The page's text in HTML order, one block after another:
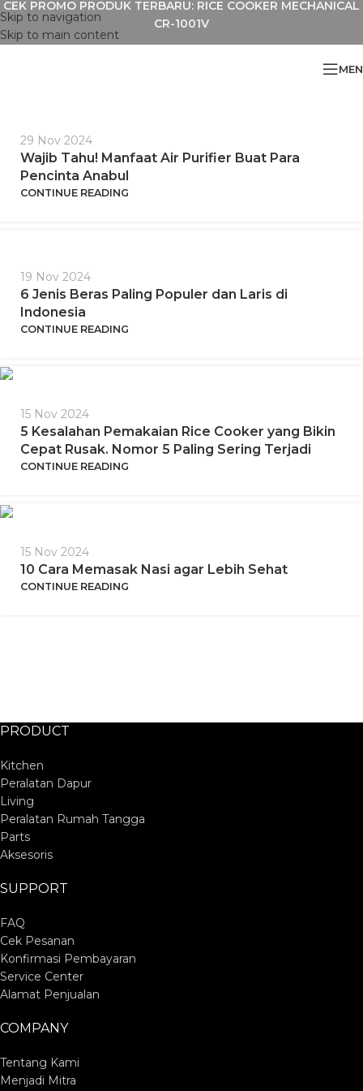
Skip to navigation
Skip to main content
CEK PROMO PRODUK TERBARU: RICE COOKER MECHANICAL
CR-1001V
29 Nov 2024
Wajib Tahu! Manfaat Air Purifier Buat Para
Pencinta Anabul
CONTINUE READING
19 Nov 2024
6 Jenis Beras Paling Populer dan Laris di
Indonesia
CONTINUE READING
15 Nov 2024
5 Kesalahan Pemakaian Rice Cooker yang Bikin
Cepat Rusak. Nomor 5 Paling Sering Terjadi
CONTINUE READING
15 Nov 2024
10 Cara Memasak Nasi agar Lebih Sehat
CONTINUE READING
PRODUCT
Kitchen
Peralatan Dapur
Living
Peralatan Rumah Tangga
Parts
Aksesoris
SUPPORT
FAQ
Cek Pesanan
Konfirmasi Pembayaran
Service Center
Alamat Penjualan
COMPANY
Tentang Kami
Menjadi Mitra